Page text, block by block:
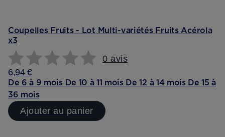
Coupelles Fruits - Lot Multi-variétés Fruits Acérola
x3
0 avis
6,94 €
De 6 à 9 mois De 10 à 11 mois De 12 à 14 mois De 15 à
36 mois
Ajouter au panier